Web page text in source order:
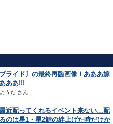
ライド〕の最終再臨画像！あああ嫁
ああ!!!
うだ さん
近配ってくれるイベント来ない…配
のは星1・星2鯖の絆上げた時だけか